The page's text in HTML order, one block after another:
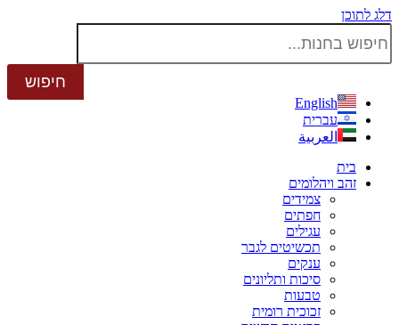
דלג לתוכן
English
עברית
العربية
בית
זהב ויהלומים
צמידים
חפתים
עגילים
תכשיטים לגבר
ענקים
סיכות ותליונים
טבעות
זכוכית רומית